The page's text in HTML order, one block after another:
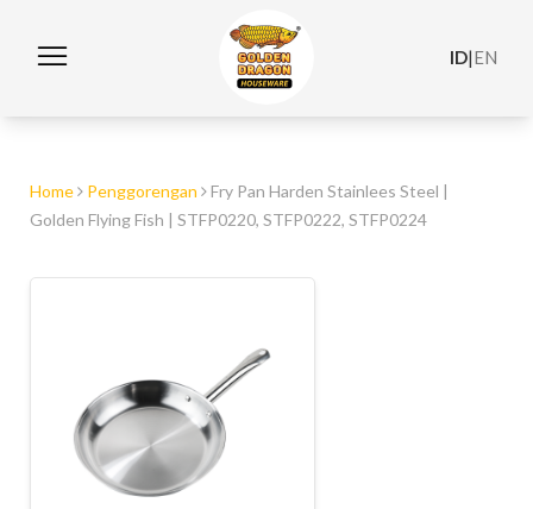
ID|EN
Home Penggorengan
Fry Pan Harden Stainlees Steel |
Golden Flying Fish | STFP0220, STFP0222, STFP0224